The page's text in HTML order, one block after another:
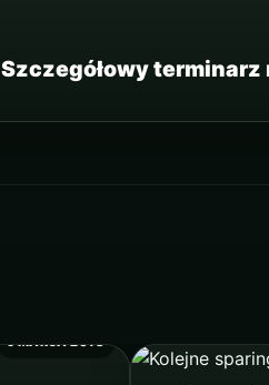
Szczegółowy
9 MARCA 2018